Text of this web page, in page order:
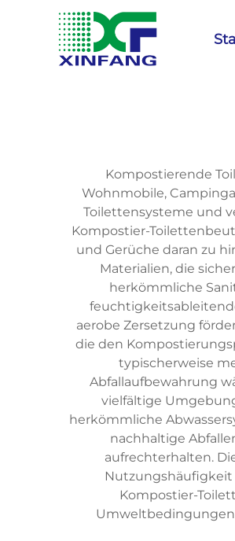
Kompostierende
Wohnmobile,
Toilettensysteme und
Kompostier-
und Gerüche daran zu
Materialien, die
herkömmliche
aerobe Zersetzung
die den
typischerweise
Abfallaufbewahrung
vielfältige
herkömmliche
nachhaltige
aufrechterhalten.
Nutzungshäufigkeit
Kompostier-